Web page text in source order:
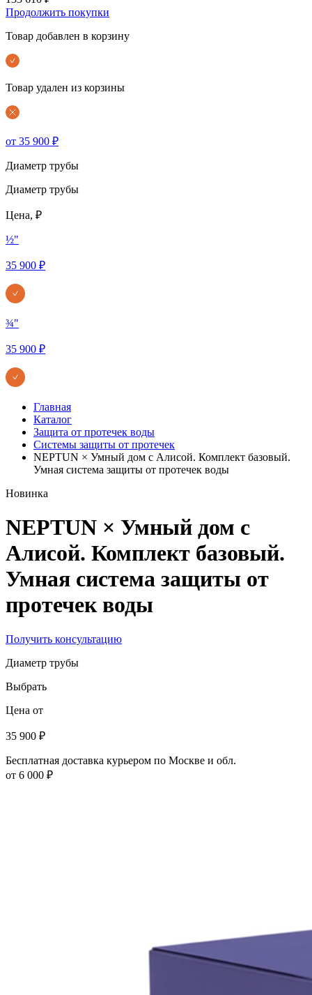
Продолжить покупки
Товар добавлен в корзину
Товар удален из корзины
от 35 900 ₽
Диаметр трубы
Диаметр трубы
Цена, ₽
½"
35 900 ₽
¾"
35 900 ₽
Главная
Каталог
Защита от протечек воды
Системы защиты от протечек
NEPTUN × Умный дом с Алисой. Комплект базовый.
Умная система защиты от протечек воды
Новинка
NEPTUN × Умный дом с
Алисой. Комплект базовый.
Умная система защиты от
протечек воды
Получить консультацию
Диаметр трубы
Выбрать
Цена от
35 900 ₽
Бесплатная доставка курьером по Москве и обл.
от 6 000 ₽